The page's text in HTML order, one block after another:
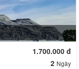
1.700.000 đ
2 Ngày